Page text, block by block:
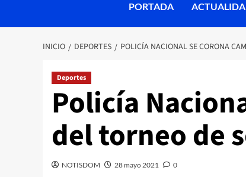
PORTADA
INICIO DEPORTES POLICÍA NACIONAL SE CORONA
Deportes
Policía
del torneo de
NOTISDOM 28 mayo 2021 0